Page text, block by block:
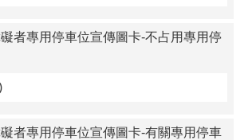
者專用停車位宣傳圖卡-不占用專用停
者專用停車位宣傳圖卡-有關專用停車